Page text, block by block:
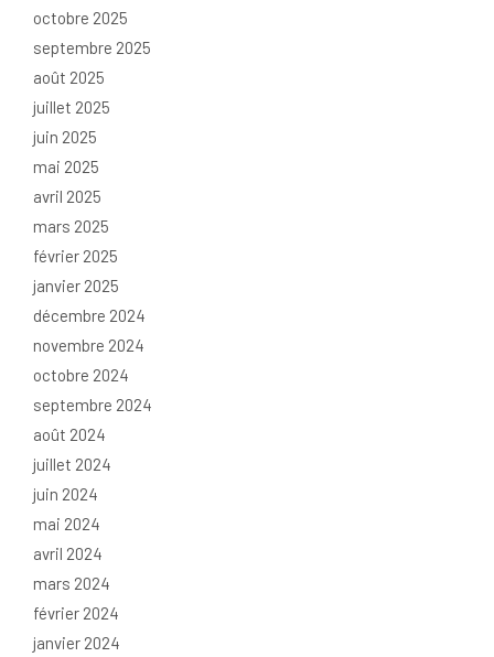
octobre 2025
septembre 2025
août 2025
juillet 2025
juin 2025
mai 2025
avril 2025
mars 2025
février 2025
janvier 2025
décembre 2024
novembre 2024
octobre 2024
septembre 2024
août 2024
juillet 2024
juin 2024
mai 2024
avril 2024
mars 2024
février 2024
janvier 2024